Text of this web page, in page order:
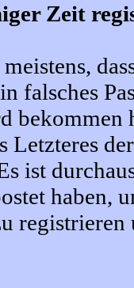
Zeit
falsches
bekommen
Letzteres
ist
haben,